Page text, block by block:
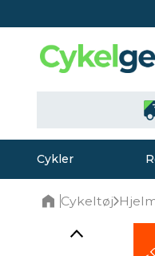
Cykler
Cykeltøj